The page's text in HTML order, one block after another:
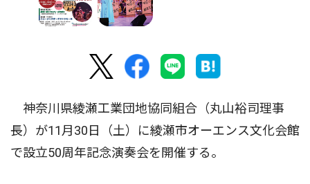
神奈川県綾瀬工業団地協同組合（丸山裕司理事
長）が11月30日（土）に綾瀬市オーエンス文化会館
で設立50周年記念演奏会を開催する。